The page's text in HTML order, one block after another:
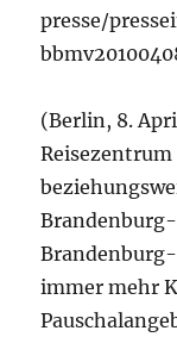
presse/
(Berlin, 8.
immer mehr